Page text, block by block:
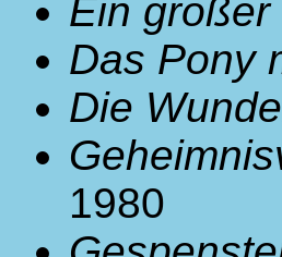
Ein großer
Das Pony
Die
1980